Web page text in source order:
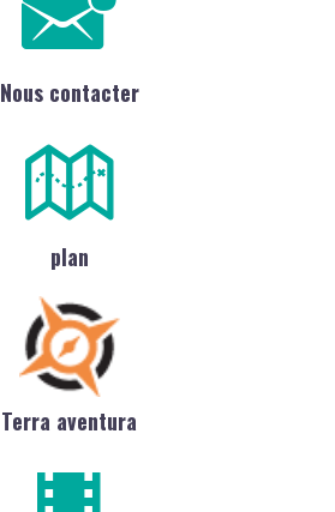
Nous contacter
plan
Terra aventura